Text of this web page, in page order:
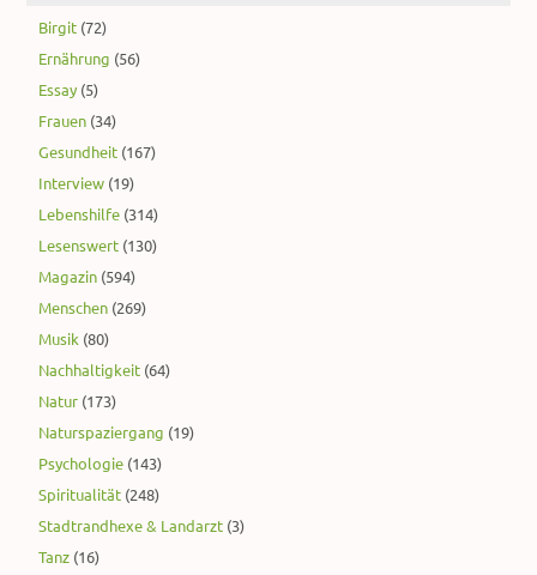
Birgit (72)
Ernährung (56)
Essay (5)
Frauen (34)
Gesundheit (167)
Interview (19)
Lebenshilfe (314)
Lesenswert (130)
Magazin (594)
Menschen (269)
Musik (80)
Nachhaltigkeit (64)
Natur (173)
Naturspaziergang (19)
Psychologie (143)
Spiritualität (248)
Stadtrandhexe & Landarzt (3)
Tanz (16)